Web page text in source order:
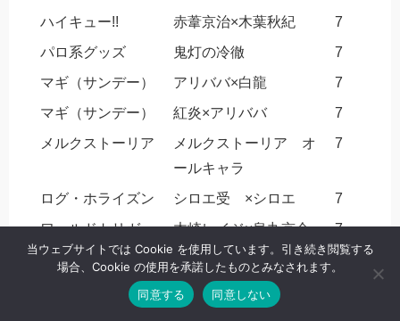
ハイキュー!!
赤葦京治×木葉秋紀
7
パロ系グッズ
鬼灯の冷徹
7
マギ（サンデー）
アリババ×白龍
7
マギ（サンデー）
紅炎×アリババ
7
メルクストーリア
メルクストーリア オ
ールキャラ
7
ログ・ホライズン シロエ受 ×シロエ
7
ワールドトリガー
木崎レイジ×烏丸京介
7
怪盗ジョーカー
スペード×ジョーカー
7
機動戦士ガンダム
シャア×アムロ
当ウェブサイトでは Cookie を使用しています。引き続き閲覧する
場合、Cookie の使用を承諾したものとみなされます。
同意する
同意しない